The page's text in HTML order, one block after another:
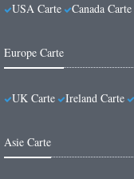
USA Carte Canada Carte
Europe Carte
UK Carte Ireland Carte
Asie Carte